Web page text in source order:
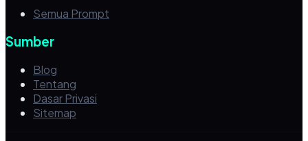
Semua Prompt
Sumber
Blog
Tentang
Dasar Privasi
Sitemap